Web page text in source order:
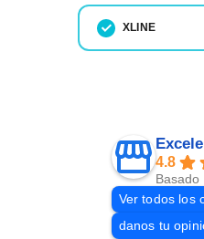
XLINE
4.8
Ver todos los
danos tu